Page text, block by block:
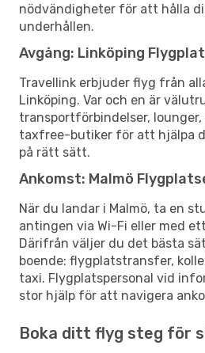
nödvändigheter för att hålla
underhållen.
Avgång: Linköping
Travellink erbjuder flyg från
Linköping. Var och en är
transportförbindelser,
taxfree-butiker för att hjälpa
på rätt sätt.
Ankomst: Malmö
När du landar i Malmö, ta en
antingen via Wi-Fi eller med
Därifrån väljer du det bästa
boende: flygplatstransfer,
taxi. Flygplatspersonal vid
stor hjälp för att navigera
Boka ditt flyg steg för